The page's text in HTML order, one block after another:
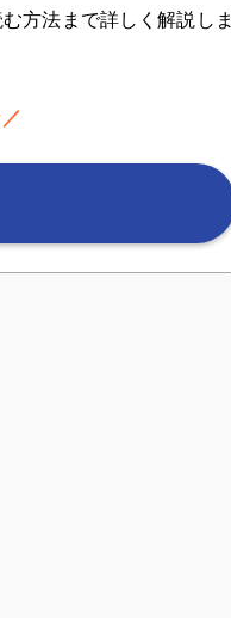
方法まで詳しく解説しま